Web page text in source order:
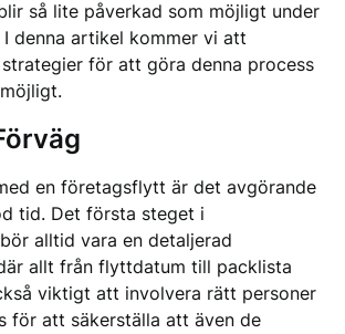
så lite påverkad som möjligt under
denna artikel kommer vi att
för att göra denna process
en företagsflytt är det avgörande
tid. Det första steget i
alltid vara en detaljerad
allt från flyttdatum till packlista
viktigt att involvera rätt personer
för att säkerställa att även de